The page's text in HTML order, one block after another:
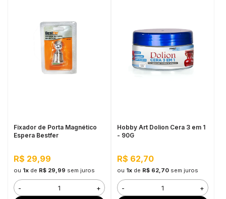
Fixador de Porta Magnético
Espera Bestfer
R$ 29,99
ou 1xde R$ 29,99 sem juros
- +
Hobby Art Dolion Cera 3 em 1
- 90G
R$ 62,70
ou 1xde R$ 62,70 sem juros
- +